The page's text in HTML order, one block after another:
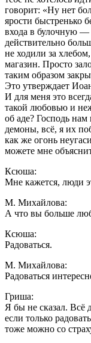
говорит: «Ну нет
ярости быстренько
входа в булочную —
действительно
не ходили за
магазин. Просто
таким образом
Это утверждает
И для меня это
такой любовью и
об аде? Господь
демоны, всё, я их
как же огонь
можете мне
Ксюша:
Мне кажется, люди
М. Михайлова:
А что вы больше
Ксюша:
Радоваться.
М. Михайлова:
Радоваться
Гриша:
Я бы не сказал. Всё
если только
тоже можно со